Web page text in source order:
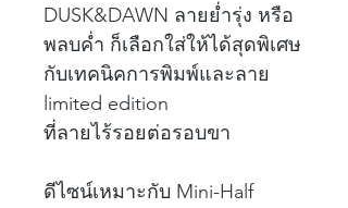
DUSK&DAWN ลายย่ำรุ่ง หรือ
พลบค่ำ ก็เลือกใส่ให้ได้สุดพิเศษ
กับเทคนิคการพิมพ์และลาย
limited edition
ที่ลายไร้รอยต่อรอบขา
ดีไซน์เหมาะกับ Mini-Half